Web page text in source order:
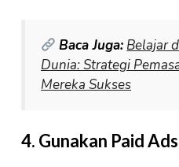
Baca Juga: Belajar
Dunia: Strategi
Mereka Sukses
4. Gunakan Paid